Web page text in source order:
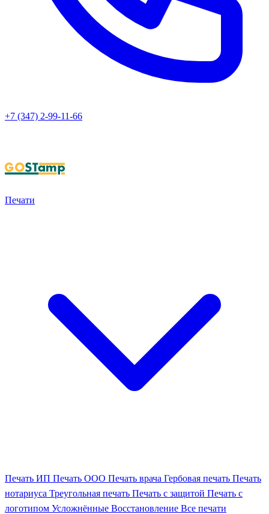
+7 (347) 2-99-11-66
Печати
Печать ИП Печать ООО Печать врача Гербовая печать Печать
нотариуса Треугольная печать Печать с защитой Печать с
логотипом Усложнённые Восстановление Все печати